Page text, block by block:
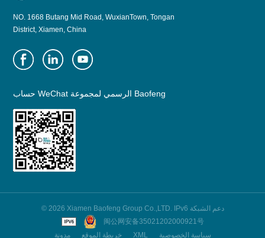
NO. 1668 Butang Mid Road, WuxianTown, Tongan
District, Xiamen, China
حساب WeChat الرسمي لمجموعة Baofeng
© 2026 Xiamen Baofeng Group Co.,LTD. IPv6 دعم الشبكة
闽公网安备35021202000921号
مدونة
خريطة الموقع XML سياسة الخصوصية